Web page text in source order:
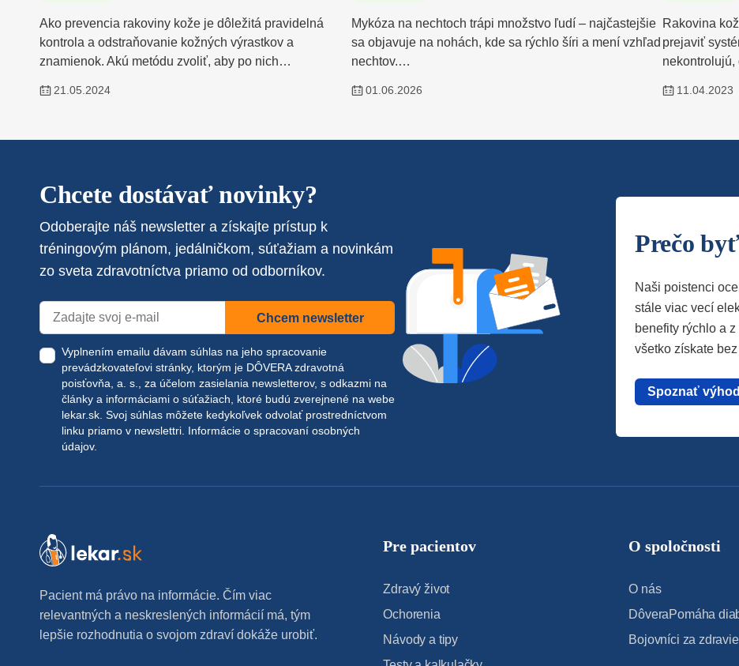
Ako prevencia rakoviny kože je dôležitá pravidelná
kontrola a odstraňovanie kožných výrastkov a
znamienok. Akú metódu zvoliť, aby po nich…
21.05.2024
Mykóza na nechtoch trápi množstvo ľudí – najčastejšie
sa objavuje na nohách, kde sa rýchlo šíri a mení vzhľad
nechtov.…
01.06.2026
Rakovina
prejaviť
11.04.2023
Chcete dostávať novinky?
Odoberajte náš newsletter a získajte prístup k
tréningovým plánom, jedálničkom, súťažiam a novinkám
zo sveta zdravotníctva priamo od odborníkov.
Chcem newsletter
Vyplnením emailu dávam súhlas na jeho spracovanie
prevádzkovateľovi stránky, ktorým je DÔVERA zdravotná
poisťovňa, a. s., za účelom zasielania newsletterov, s odkazmi na
články a informáciami o súťažiach, ktoré budú zverejnené na webe
lekar.sk. Svoj súhlas môžete kedykoľvek odvolať prostredníctvom
linku priamo v newslettri. Informácie o spracovaní osobných
údajov.
Prečo
Naši poistenci
stále viac vecí
benefity rýchlo a
všetko získate
Spoznať
Pacient má právo na informácie. Čím viac
relevantných a neskreslených informácií má, tým
lepšie rozhodnutia o svojom zdraví dokáže urobiť.
Pre pacientov
Zdravý život
Ochorenia
Návody a tipy
O spoločnosti
O nás
DôveraPomáha
Bojovníci za zdravie